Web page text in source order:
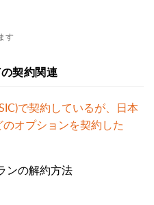
す
契約関連
で契約しているが、日本
オプションを契約した
ンの解約方法